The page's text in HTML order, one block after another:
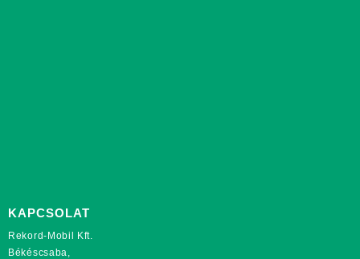
KAPCSOLAT
Rekord-Mobil Kft.
Békéscsaba,